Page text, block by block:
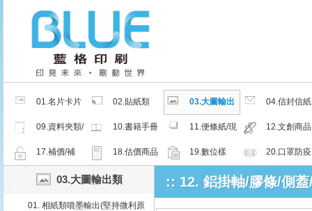
01.名片卡片
02.貼紙類
03.大圖輸出
04.信封信紙
09.資料夾類/
夾鏈密封袋
10.書籍手冊
11.便條紙/現
成品
12.文創商品
17.補價/補
18.估價商品 19.數位樣
20.口罩防疫
03.大圖輸出類
01. 相紙類噴墨輸出(堅持微利原
:: 12. 鋁掛軸/膠條/側